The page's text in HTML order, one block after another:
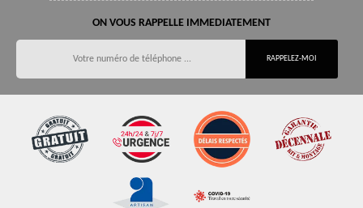
ON VOUS RAPPELLE IMMEDIATEMENT